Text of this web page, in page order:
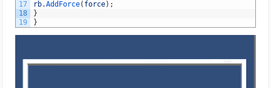
17
18
19
rb.AddForce( force) ;
}
}